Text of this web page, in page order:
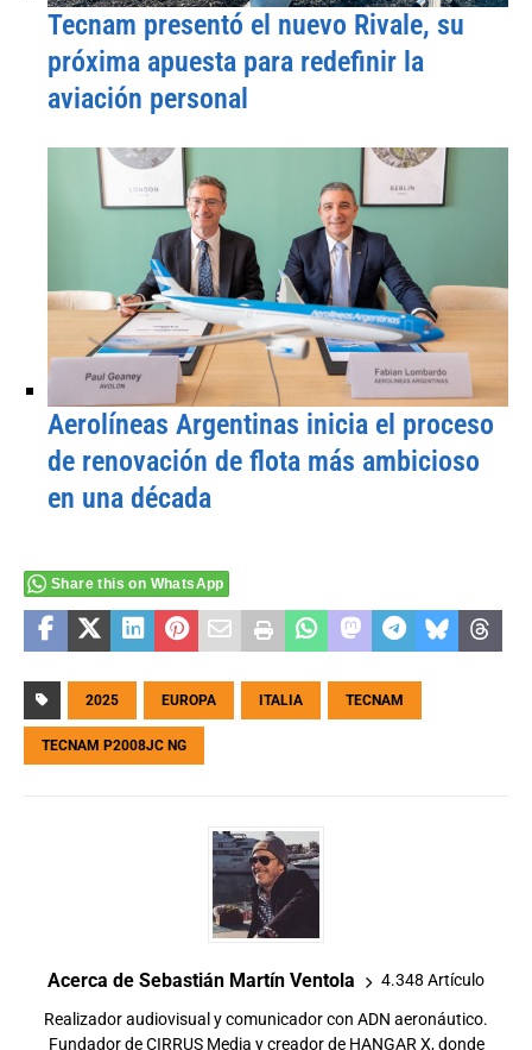
Tecnam presentó el nuevo Rivale, su
próxima apuesta para redefinir la
aviación personal
Aerolíneas Argentinas inicia el proceso
de renovación de flota más ambicioso
en una década
Share this on WhatsApp
2025 EUROPA ITALIA TECNAM
TECNAM P2008JC NG
Acerca de Sebastián Martín Ventola 4.348 Artículo
Realizador audiovisual y comunicador con ADN aeronáutico.
Fundador de CIRRUS Media y creador de HANGAR X, donde